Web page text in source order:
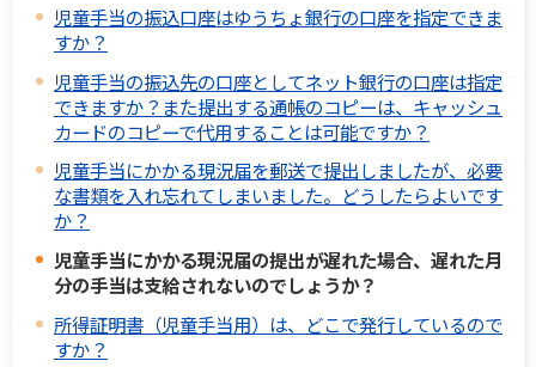
児童手当の振込口座はゆうちょ銀行の口座を指定できま
すか？
児童手当の振込先の口座としてネット銀行の口座は指定
できますか？また提出する通帳のコピーは、キャッシュ
カードのコピーで代用することは可能ですか？
児童手当にかかる現況届を郵送で提出しましたが、必要
な書類を入れ忘れてしまいました。どうしたらよいです
か？
児童手当にかかる現況届の提出が遅れた場合、遅れた月
分の手当は支給されないのでしょうか？
所得証明書（児童手当用）は、どこで発行しているので
すか？